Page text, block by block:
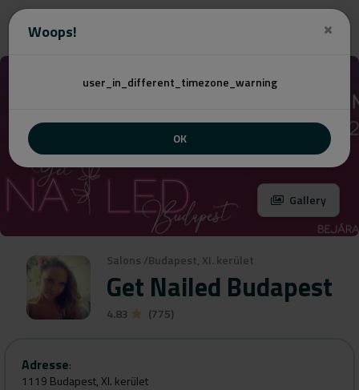
Woops!
user_in_different_timezone_warning
OK
Salons /Budapest, XI. kerület
Get Nailed Budapest
4.83 (775)
Gallery
Adresse:
1119 Budapest, XI. kerület